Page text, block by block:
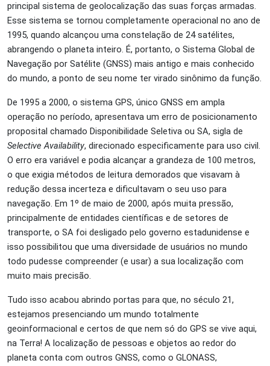
principal sistema de geolocalização das suas forças armadas.
Esse sistema se tornou completamente operacional no ano de
1995, quando alcançou uma constelação de 24 satélites,
abrangendo o planeta inteiro. É, portanto, o Sistema Global de
Navegação por Satélite (GNSS) mais antigo e mais conhecido
do mundo, a ponto de seu nome ter virado sinônimo da função.
De 1995 a 2000, o sistema GPS, único GNSS em ampla
operação no período, apresentava um erro de posicionamento
proposital chamado Disponibilidade Seletiva ou SA, sigla de
Selective Availability, direcionado especificamente para uso civil.
O erro era variável e podia alcançar a grandeza de 100 metros,
o que exigia métodos de leitura demorados que visavam à
redução dessa incerteza e dificultavam o seu uso para
navegação. Em 1º de maio de 2000, após muita pressão,
principalmente de entidades científicas e de setores de
transporte, o SA foi desligado pelo governo estadunidense e
isso possibilitou que uma diversidade de usuários no mundo
todo pudesse compreender (e usar) a sua localização com
muito mais precisão.
Tudo isso acabou abrindo portas para que, no século 21,
estejamos presenciando um mundo totalmente
geoinformacional e certos de que nem só do GPS se vive aqui,
na Terra! A localização de pessoas e objetos ao redor do
planeta conta com outros GNSS, como o GLONASS,